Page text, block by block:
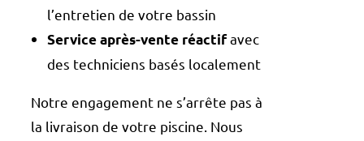
l’entretien de votre bassin
Service après-vente réactifavec
des techniciens basés localement
Notre engagement ne s’arrête pas à
la livraison de votre piscine. Nous